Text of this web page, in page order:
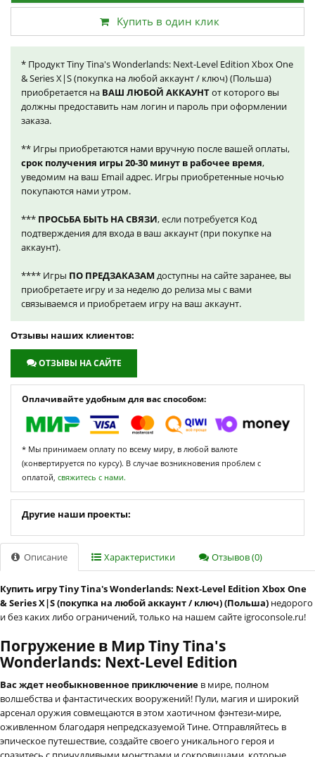
Купить в один клик
* Продукт Tiny Tina's Wonderlands: Next-Level Edition Xbox One
& Series X|S (покупка на любой аккаунт / ключ) (Польша)
приобретается на ВАШ ЛЮБОЙ АККАУНТот которого вы
должны предоставить нам логин и пароль при оформлении
заказа.
** Игры приобретаются нами вручную после вашей оплаты,
срок получения игры 20-30 минут в рабочее время,
уведомим на ваш Email адрес. Игры приобретенные ночью
покупаются нами утром.
*** ПРОСЬБА БЫТЬ НА СВЯЗИ, если потребуется Код
подтверждения для входа в ваш аккаунт (при покупке на
аккаунт).
**** Игры ПО ПРЕДЗАКАЗАМ доступны на сайте заранее, вы
приобретаете игру и за неделю до релиза мы с вами
связываемся и приобретаем игру на ваш аккаунт.
Отзывы наших клиентов:
ОТЗЫВЫ НА САЙТЕ
Оплачивайте удобным для вас способом:
* Мы принимаем оплату по всему миру, в любой валюте
(конвертируется по курсу). В случае возникновения проблем с
оплатой, свяжитесь с нами.
Другие наши проекты:
Описание Характеристики Отзывов (0)
Купить игру Tiny Tina's Wonderlands: Next-Level Edition Xbox One
& Series X|S (покупка на любой аккаунт / ключ) (Польша) недорого
и без каких либо ограничений, только на нашем сайте igroconsole.ru!
Погружение в Мир Tiny Tina's
Wonderlands: Next-Level Edition
Вас ждет необыкновенное приключение в мире, полном
волшебства и фантастических вооружений! Пули, магия и широкий
арсенал оружия совмещаются в этом хаотичном фэнтези-мире,
оживленном благодаря непредсказуемой Тине. Отправляйтесь в
эпическое путешествие, создайте своего уникального героя и